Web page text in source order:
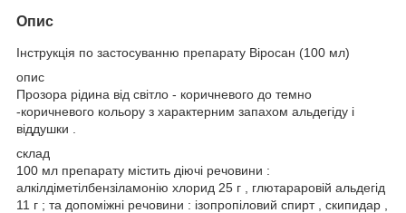
Опис
Інструкція по застосуванню препарату Віросан (100 мл)
опис
Прозора рідина від світло - коричневого до темно
-коричневого кольору з характерним запахом альдегіду і
віддушки .
склад
100 мл препарату містить діючі речовини :
алкілдіметілбензіламонію хлорид 25 г , глютараровій альдегід
11 г ; та допоміжні речовини : ізопропіловий спирт , скипидар ,